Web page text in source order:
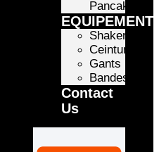
Pancake
Shakers
Ceintures
Gants
Bandes
Contact
Us